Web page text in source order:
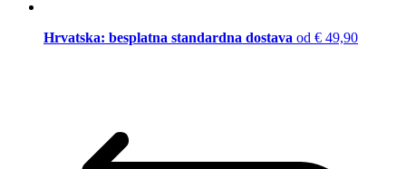
Hrvatska: besplatna standardna dostava od € 49,90